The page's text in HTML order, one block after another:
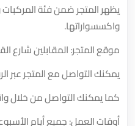
يظهر المتجر ضمن فئة
واكسسواراتها.
موقع المتجر: المقابلين شارع
يمكنك التواصل مع المتجر عبر
كما يمكنك التواصل من خلال